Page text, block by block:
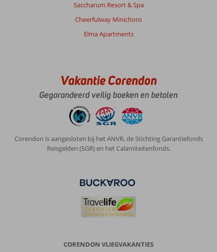
Saccharum Resort & Spa
Cheerfulway Minichoro
Elma Apartments
Vakantie Corendon
Gegarandeerd veilig boeken en betalen
Corendon is aangesloten bij het ANVR, de Stichting Garantiefonds
Reisgelden (SGR) en het Calamiteitenfonds.
CORENDON VLIEGVAKANTIES